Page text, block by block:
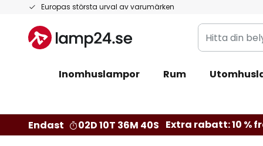
Europas största urval av varumärken
Hoppa
innehållet
Hitta
din
Inomhuslampor Rum
Endast
02D 10T 36M 39S Extra rabatt: 10 %